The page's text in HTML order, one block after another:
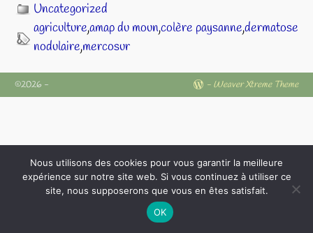
Uncategorized
agriculture,amap du moun,colère paysanne,dermatose
nodulaire,mercosur
©2026 - - Weaver Xtreme Theme
Nous utilisons des cookies pour vous garantir la meilleure
expérience sur notre site web. Si vous continuez à utiliser ce
site, nous supposerons que vous en êtes satisfait.
OK